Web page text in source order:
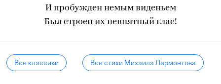
И пробужден немым виденьем
Был строен их невнятный глас!
Все классики Все стихи Михаила Лермонтова